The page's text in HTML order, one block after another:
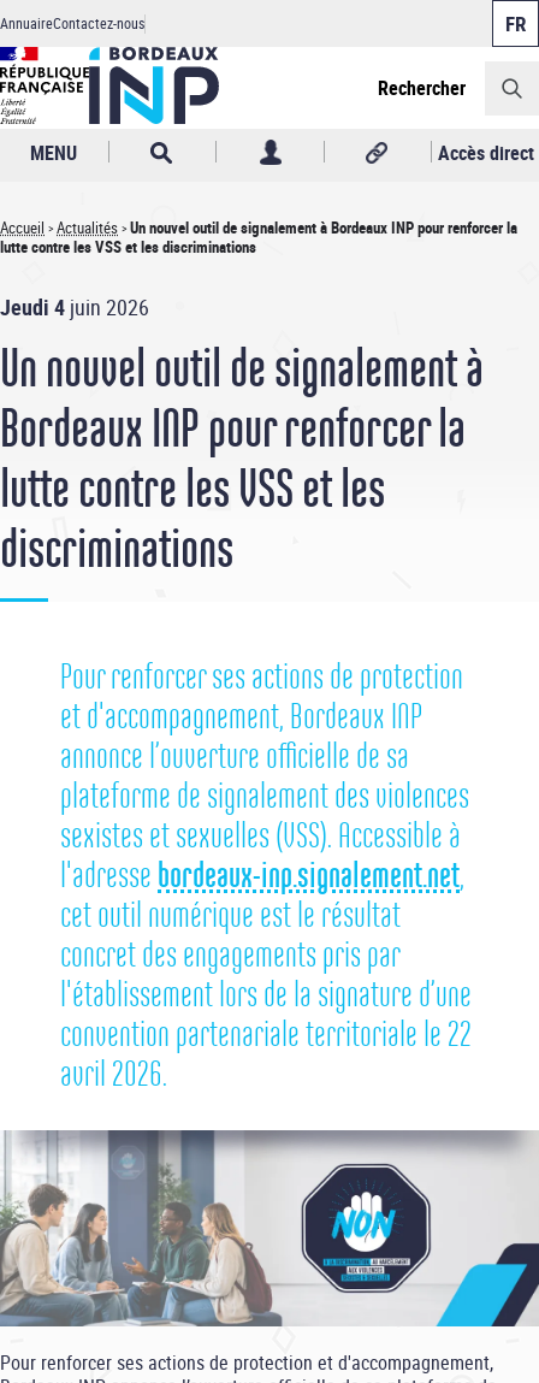
Aller
au
contenu
principal
Header
AnnuaireContactez-nous
Rechercher
MENU Accès direct
Fil
d'Ariane
Accueil Actualités Un nouvel outil de signalement à Bordeaux INP pour renforcer la
lutte contre les VSS et les discriminations
Jeudi 4 juin 2026
Un nouvel outil de signalement à
Bordeaux INP pour renforcer la
lutte contre les VSS et les
discriminations
Pour renforcer ses actions de protection
et d'accompagnement, Bordeaux INP
annonce l’ouverture officielle de sa
plateforme de signalement des violences
sexistes et sexuelles (VSS). Accessible à
l'adresse bordeaux-inp.signalement.net,
cet outil numérique est le résultat
concret des engagements pris par
l'établissement lors de la signature d’une
convention partenariale territoriale le 22
avril 2026.
Pour renforcer ses actions de protection et d'accompagnement,
Panneau de gestion des cookies